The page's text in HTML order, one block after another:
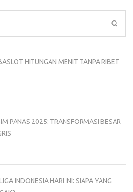
HITUNGAN MENIT TANPA RIBET
PANAS 2025: TRANSFORMASI BESAR
INDONESIA HARI INI: SIAPA YANG